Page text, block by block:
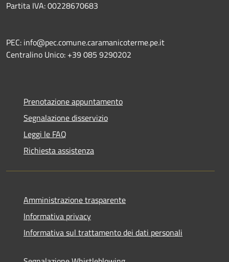
Partita IVA: 00228670683
PEC: info@pec.comune.caramanicoterme.pe.it
Centralino Unico: +39 085 9290202
Prenotazione appuntamento
Segnalazione disservizio
Leggi le FAQ
Richiesta assistenza
Amministrazione trasparente
Informativa privacy
Informativa sul trattamento dei dati personali